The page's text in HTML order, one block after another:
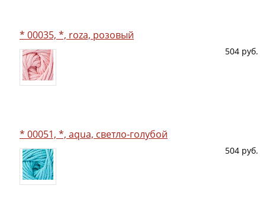
* 00035, *, roza, розовый
504 руб.
* 00051, *, aqua, светло-голубой
504 руб.